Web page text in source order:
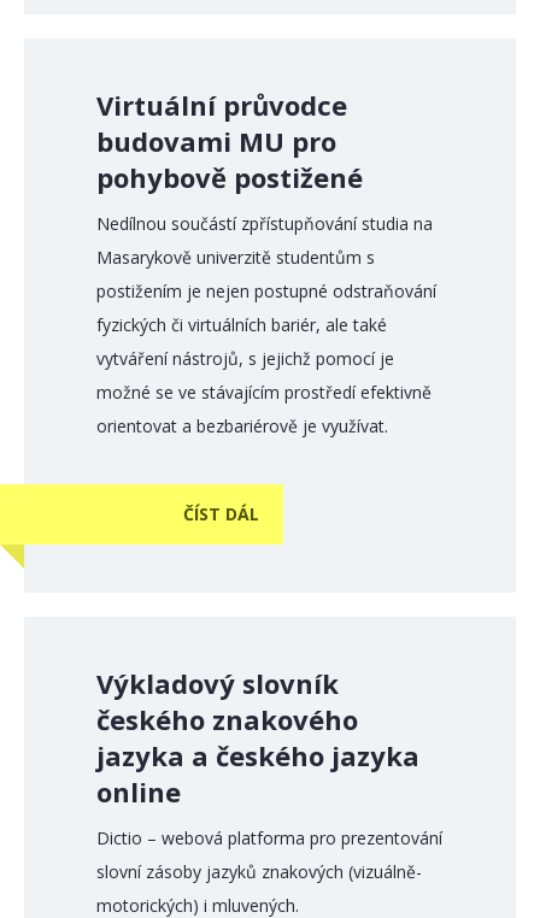
Virtuální průvodce
budovami MU pro
pohybově postižené
Nedílnou součástí zpřístupňování studia na
Masarykově univerzitě studentům s
postižením je nejen postupné odstraňování
fyzických či virtuálních bariér, ale také
vytváření nástrojů, s jejichž pomocí je
možné se ve stávajícím prostředí efektivně
orientovat a bezbariérově je využívat.
ČÍST DÁL
Výkladový slovník
českého znakového
jazyka a českého jazyka
online
Dictio – webová platforma pro prezentování
slovní zásoby jazyků znakových (vizuálně-
motorických) i mluvených.